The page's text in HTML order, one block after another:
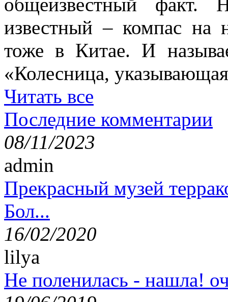
известный – компас на
тоже в Китае. И
«Колесница,
Читать все
Последние комментарии
08/11/2023
admin
Прекрасный музей
Бол...
16/02/2020
lilya
Не поленилась - нашла!